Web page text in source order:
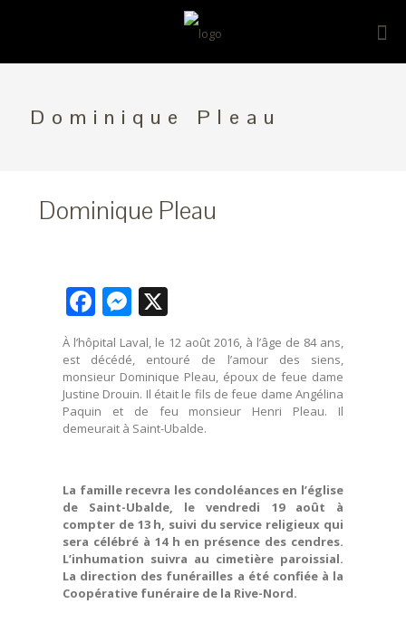
Dominique Pleau
Dominique Pleau
Facebook
Messenger
À l’hôpital Laval, le 12 août 2016, à l’âge de 84 ans,
est décédé, entouré de l’amour des siens,
monsieur Dominique Pleau, époux de feue dame
Justine Drouin. Il était le fils de feue dame Angélina
Paquin et de feu monsieur Henri Pleau. Il
demeurait à Saint-Ubalde.
La famille recevra les condoléances en l’église
de Saint-Ubalde, le vendredi 19 août à
compter de 13 h, suivi du service religieux qui
sera célébré à 14 h en présence des cendres.
L’inhumation suivra au cimetière paroissial.
La direction des funérailles a été confiée à la
Coopérative funéraire de la Rive-Nord.